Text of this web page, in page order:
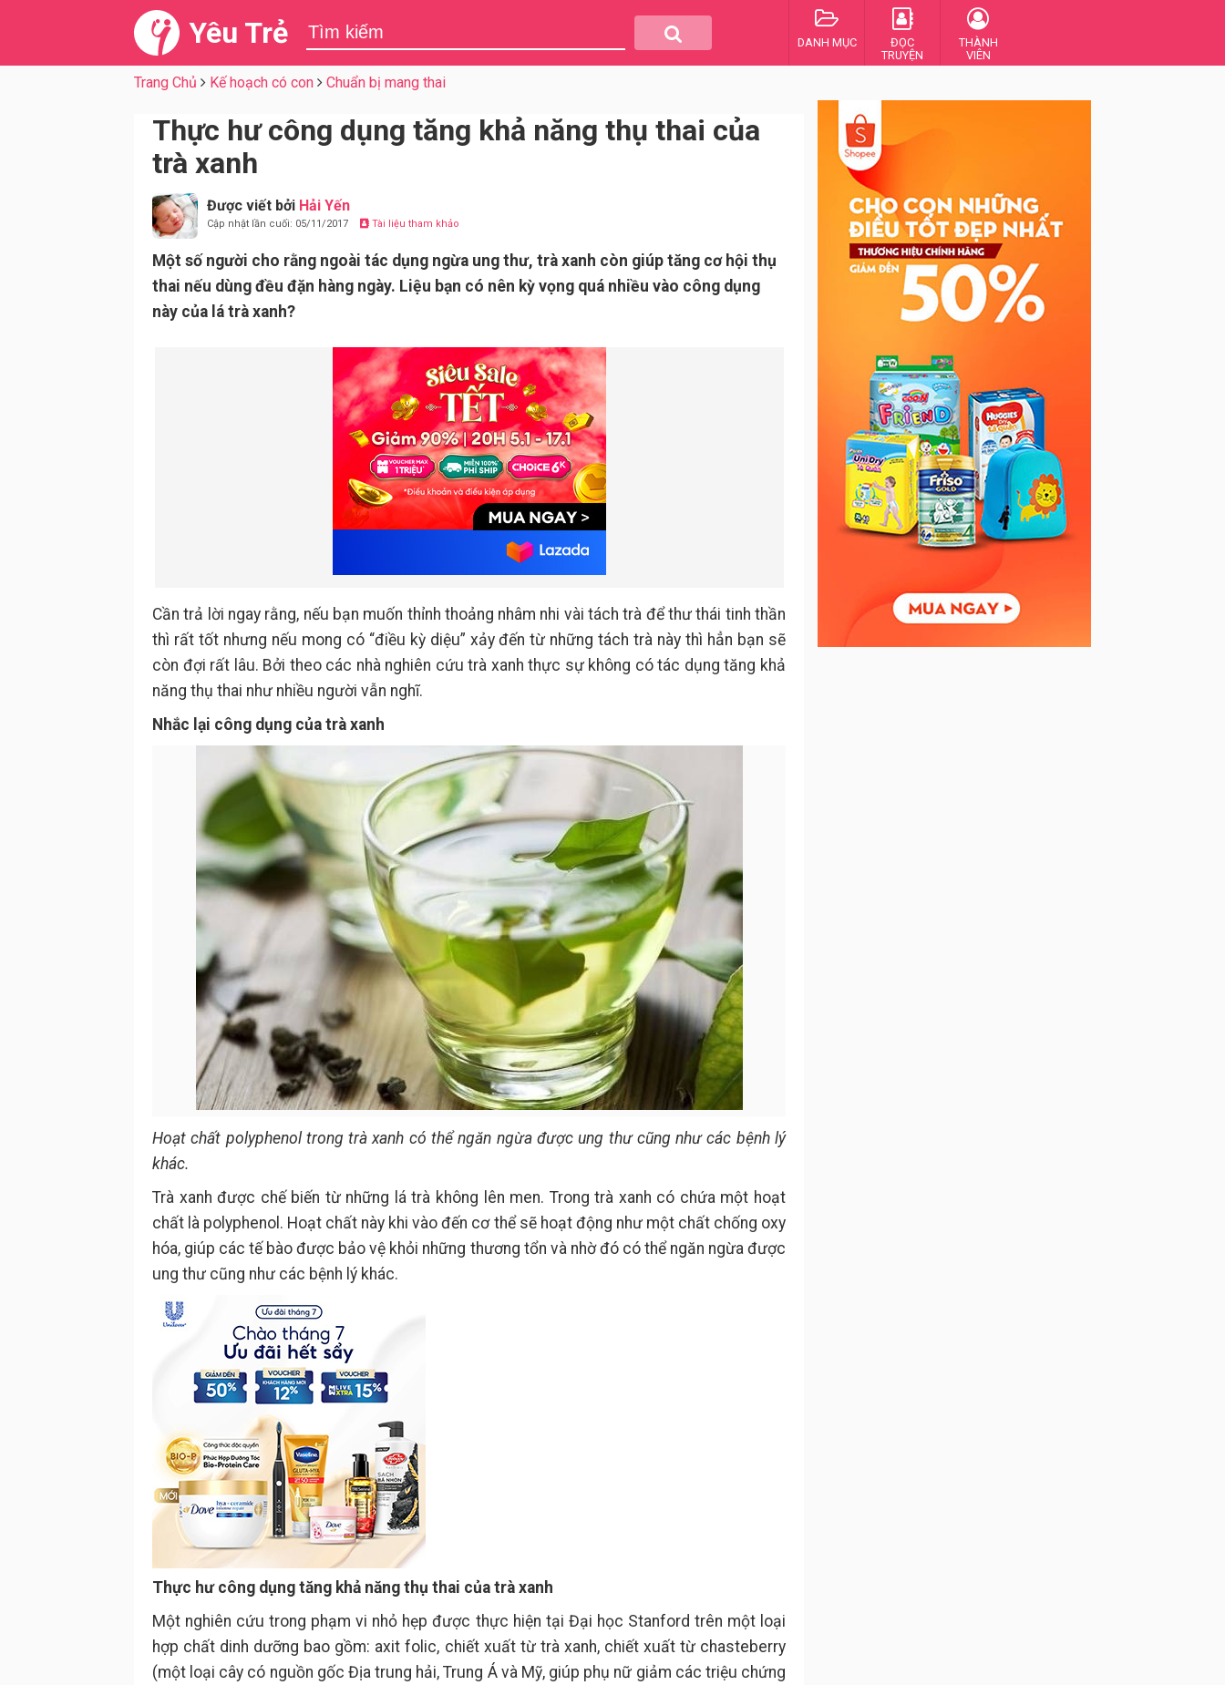
Yêu Trẻ DANH MỤC
ĐỌC
TRUYỆN
THÀNH
VIÊN
Trang Chủ Kế hoạch có con Chuẩn bị mang thai
Thực hư công dụng tăng khả năng thụ thai của
trà xanh
Được viết bởi Hải Yến
Cập nhật lần cuối: 05/11/2017 Tài liệu tham khảo
Một số người cho rằng ngoài tác dụng ngừa ung thư, trà xanh còn giúp tăng cơ hội thụ
thai nếu dùng đều đặn hàng ngày. Liệu bạn có nên kỳ vọng quá nhiều vào công dụng
này của lá trà xanh?
Cần trả lời ngay rằng, nếu bạn muốn thỉnh thoảng nhâm nhi vài tách trà để thư thái tinh thần
thì rất tốt nhưng nếu mong có “điều kỳ diệu” xảy đến từ những tách trà này thì hẳn bạn sẽ
còn đợi rất lâu. Bởi theo các nhà nghiên cứu trà xanh thực sự không có tác dụng tăng khả
năng thụ thai như nhiều người vẫn nghĩ.
Nhắc lại công dụng của trà xanh
Hoạt chất polyphenol trong trà xanh có thể ngăn ngừa được ung thư cũng như các bệnh lý
khác.
Trà xanh được chế biến từ những lá trà không lên men. Trong trà xanh có chứa một hoạt
chất là polyphenol. Hoạt chất này khi vào đến cơ thể sẽ hoạt động như một chất chống oxy
hóa, giúp các tế bào được bảo vệ khỏi những thương tổn và nhờ đó có thể ngăn ngừa được
ung thư cũng như các bệnh lý khác.
Thực hư công dụng tăng khả năng thụ thai của trà xanh
Một nghiên cứu trong phạm vi nhỏ hẹp được thực hiện tại Đại học Stanford trên một loại
hợp chất dinh dưỡng bao gồm: axit folic, chiết xuất từ trà xanh, chiết xuất từ chasteberry
(một loại cây có nguồn gốc Địa trung hải, Trung Á và Mỹ, giúp phụ nữ giảm các triệu chứng